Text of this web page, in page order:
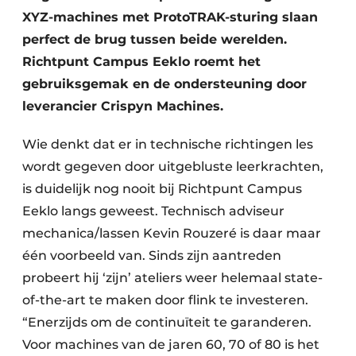
XYZ-machines met ProtoTRAK-sturing slaan
perfect de brug tussen beide werelden.
Richtpunt Campus Eeklo roemt het
gebruiksgemak en de ondersteuning door
leverancier Crispyn Machines.
Wie denkt dat er in technische richtingen les
wordt gegeven door uitgebluste leerkrachten,
is duidelijk nog nooit bij Richtpunt Campus
Eeklo langs geweest. Technisch adviseur
mechanica/lassen Kevin Rouzeré is daar maar
één voorbeeld van. Sinds zijn aantreden
probeert hij ‘zijn’ ateliers weer helemaal state-
of-the-art te maken door flink te investeren.
“Enerzijds om de continuïteit te garanderen.
Voor machines van de jaren 60, 70 of 80 is het